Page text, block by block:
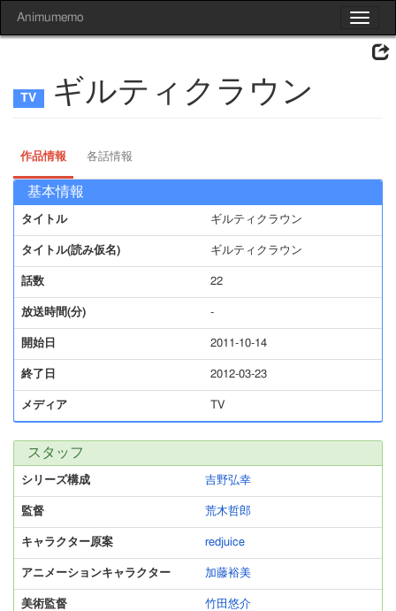
Toggle
Animumemo
ギルティクラウン
作品情報 各話情報
基本情報
タイトル ギルティクラウン
タイトル(読み仮名) ギルティクラウン
話数 22
放送時間(分) -
開始日 2011-10-14
終了日 2012-03-23
メディア TV
スタッフ
シリーズ構成 吉野弘幸
監督 荒木哲郎
キャラクター原案 redjuice
アニメーションキャラクター 加藤裕美
美術監督 竹田悠介